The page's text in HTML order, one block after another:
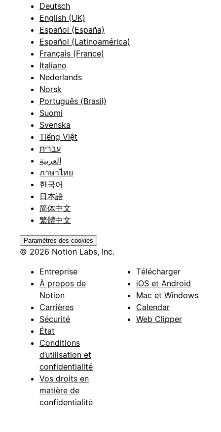
Deutsch
English (UK)
Español (España)
Español (Latinoamérica)
Français (France)
Italiano
Nederlands
Norsk
Português (Brasil)
Suomi
Svenska
Tiếng Việt
עברית
العربية
ภาษาไทย
한국어
日本語
简体中文
繁體中文
Paramètres des cookies
© 2026 Notion Labs, Inc.
Entreprise
À propos de
Notion
Carrières
Sécurité
État
Conditions
d’utilisation et
confidentialité
Vos droits en
matière de
confidentialité
Télécharger
iOS et Android
Mac et Windows
Calendar
Web Clipper